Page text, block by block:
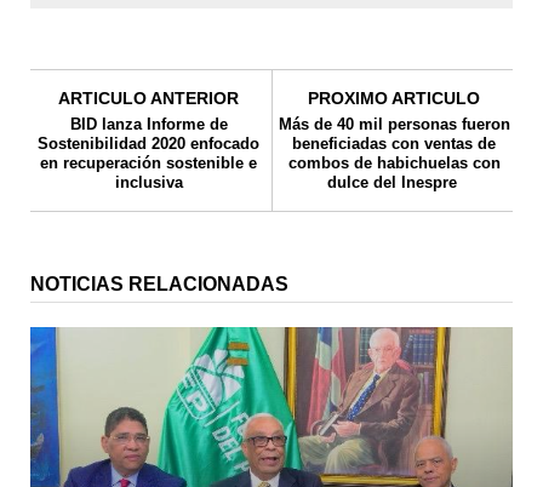
ARTICULO ANTERIOR
BID lanza Informe de
Sostenibilidad 2020 enfocado
en recuperación sostenible e
inclusiva
PROXIMO ARTICULO
Más de 40 mil personas fueron
beneficiadas con ventas de
combos de habichuelas con
dulce del Inespre
NOTICIAS RELACIONADAS